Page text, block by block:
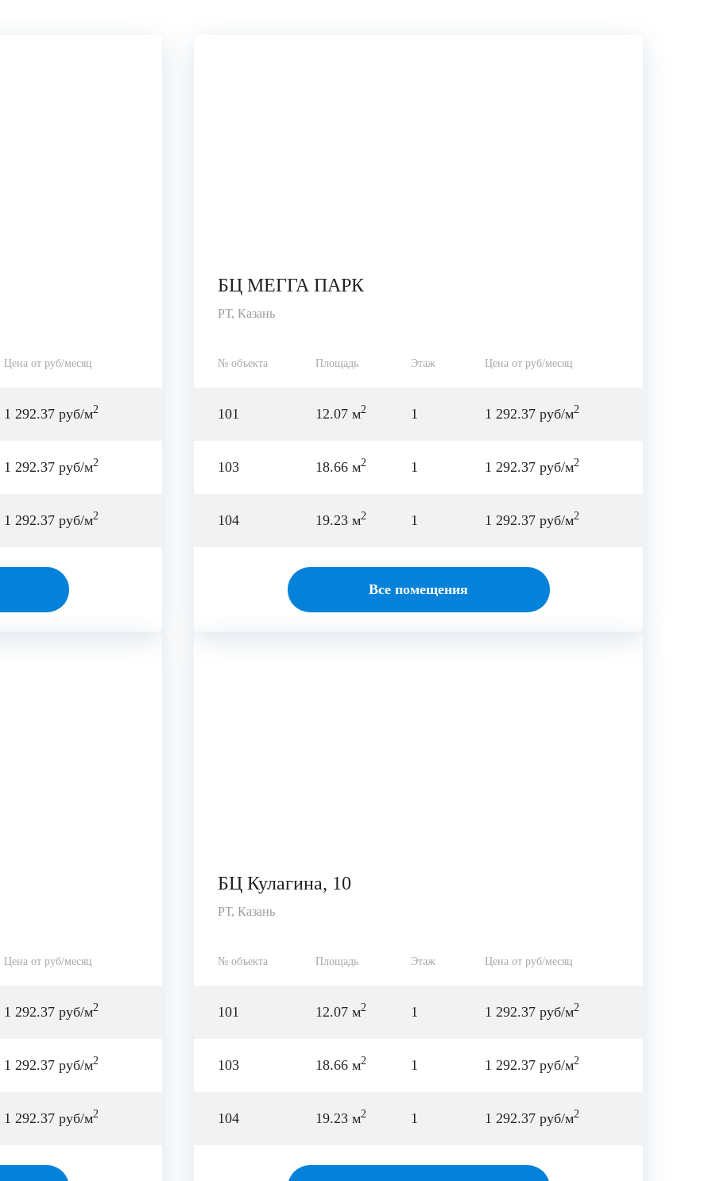
Цена от руб/месяц
1 292.37 руб/м2
1 292.37 руб/м2
1 292.37 руб/м2
БЦ МЕГГА ПАРК
РТ, Казань
№ объекта Площадь Этаж Цена от руб/месяц
101 12.07 м2 1 1 292.37 руб/м2
103 18.66 м2 1 1 292.37 руб/м2
104 19.23 м2 1 1 292.37 руб/м2
Все помещения
Цена от руб/месяц
1 292.37 руб/м2
1 292.37 руб/м2
1 292.37 руб/м2
БЦ Кулагина, 10
РТ, Казань
№ объекта Площадь Этаж Цена от руб/месяц
101 12.07 м2 1 1 292.37 руб/м2
103 18.66 м2 1 1 292.37 руб/м2
104 19.23 м2 1 1 292.37 руб/м2